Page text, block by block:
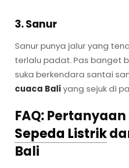
3. Sanur
Sanur punya jalur yang
terlalu padat. Pas banget
suka berkendara santai
cuaca Bali yang sejuk di
FAQ:
Sepeda Listrik
Bali